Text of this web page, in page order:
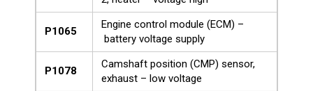
P1065
Engine control module (ECM) –
battery voltage supply
P1078
Camshaft position (CMP) sensor,
exhaust – low voltage